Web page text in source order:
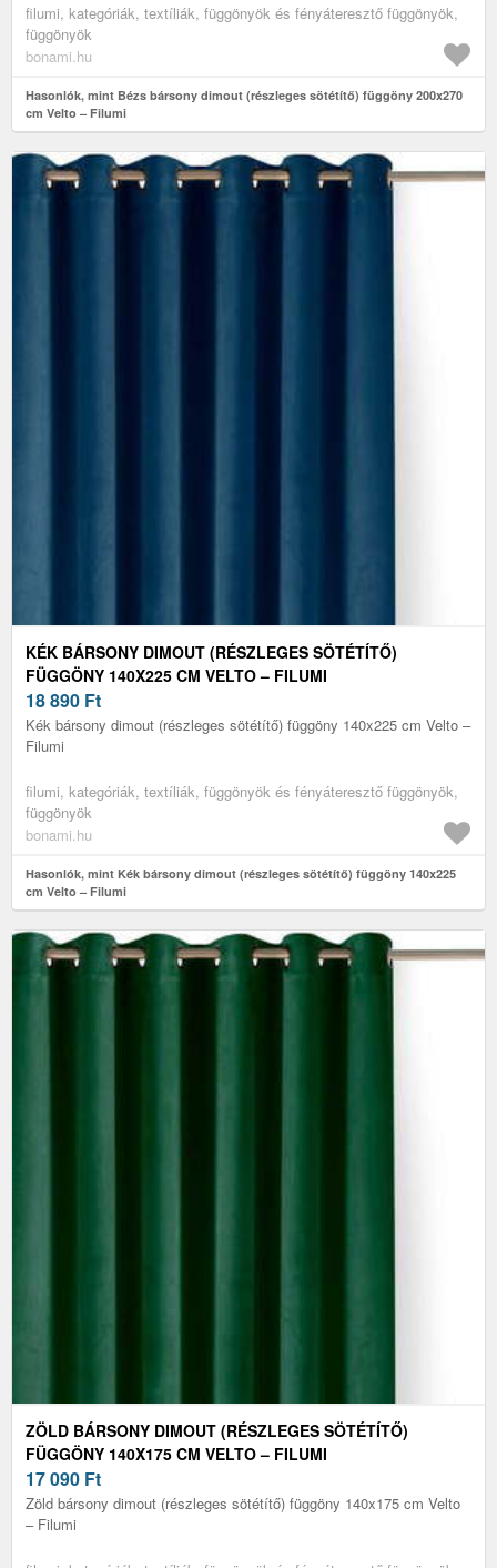
filumi, kategóriák, textíliák, függönyök és fényáteresztő függönyök,
függönyök
bonami.hu
Hasonlók, mint Bézs bársony dimout (részleges sötétítő) függöny 200x270
cm Velto – Filumi
KÉK BÁRSONY DIMOUT (RÉSZLEGES SÖTÉTÍTŐ)
FÜGGÖNY 140X225 CM VELTO – FILUMI
18 890 Ft
Kék bársony dimout (részleges sötétítő) függöny 140x225 cm Velto –
Filumi
filumi, kategóriák, textíliák, függönyök és fényáteresztő függönyök,
függönyök
bonami.hu
Hasonlók, mint Kék bársony dimout (részleges sötétítő) függöny 140x225
cm Velto – Filumi
ZÖLD BÁRSONY DIMOUT (RÉSZLEGES SÖTÉTÍTŐ)
FÜGGÖNY 140X175 CM VELTO – FILUMI
17 090 Ft
Zöld bársony dimout (részleges sötétítő) függöny 140x175 cm Velto
– Filumi